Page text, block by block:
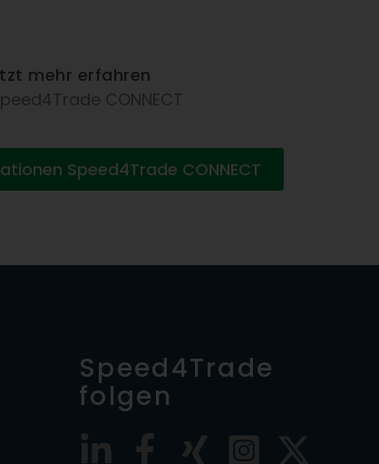
mehr erfahren
CONNECT
Speed4Trade CONNECT
Speed4Trade
folgen